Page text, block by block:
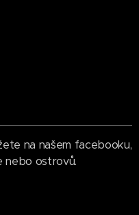
na našem facebooku,
nebo ostrovů.